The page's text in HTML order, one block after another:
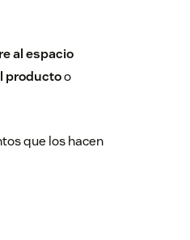
al espacio
productoo
que los hacen